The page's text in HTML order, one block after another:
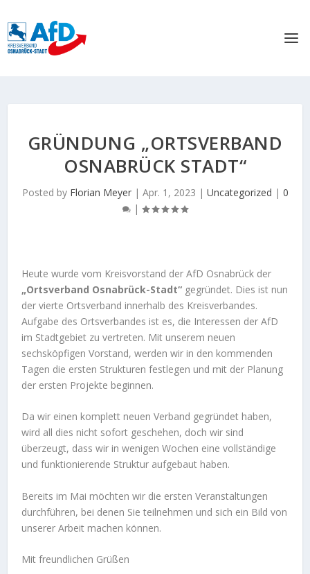
GRÜNDUNG „ORTSVERBAND
OSNABRÜCK STADT“
Posted by Florian Meyer| Apr. 1, 2023 | Uncategorized | 0
|
Heute wurde vom Kreisvorstand der AfD Osnabrück der
„Ortsverband Osnabrück-Stadt“ gegründet. Dies ist nun
der vierte Ortsverband innerhalb des Kreisverbandes.
Aufgabe des Ortsverbandes ist es, die Interessen der AfD
im Stadtgebiet zu vertreten. Mit unserem neuen
sechsköpfigen Vorstand, werden wir in den kommenden
Tagen die ersten Strukturen festlegen und mit der Planung
der ersten Projekte beginnen.
Da wir einen komplett neuen Verband gegründet haben,
wird all dies nicht sofort geschehen, doch wir sind
überzeugt, dass wir in wenigen Wochen eine vollständige
und funktionierende Struktur aufgebaut haben.
Bereits im Mai möchten wir die ersten Veranstaltungen
durchführen, bei denen Sie teilnehmen und sich ein Bild von
unserer Arbeit machen können.
Mit freundlichen Grüßen